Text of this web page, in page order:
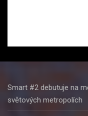
Smart #2 debutuje na
světových metropolích